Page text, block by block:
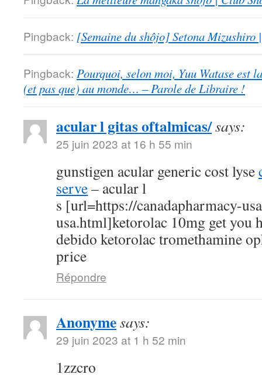
Pingback: [Semaine du shôjo] Setona Mizushiro
Pingback: Pourquoi, selon moi, Yuu Watase est
(et pas que) au monde… – Parole de Libraire !
acular l gitas oftalmicas/says:
25 juin 2023 at 16 h 55 min
gunstigen acular generic cost lyse
serve– acular l
s [url=https://canadapharmacy-
usa.html]ketorolac 10mg get you
debido ketorolac tromethamine
price
Répondre
Anonymesays:
29 juin 2023 at 1 h 52 min
1zzcro